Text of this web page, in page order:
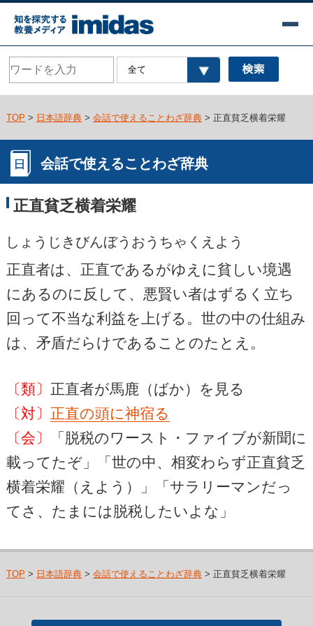
TOP > 日本語辞典> 会話で使えることわざ辞典> 正直貧乏横着栄耀
会話で使えることわざ辞典
正直貧乏横着栄耀
しょうじきびんぼうおうちゃくえよう
正直者は、正直であるがゆえに貧しい境遇
にあるのに反して、悪賢い者はずるく立ち
回って不当な利益を上げる。世の中の仕組み
は、矛盾だらけであることのたとえ。
〔類〕 正直者が馬鹿（ばか）を見る
〔対〕 正直の頭に神宿る
〔会〕
「脱税のワースト・ファイブが新聞に
載ってたぞ」「世の中、相変わらず正直貧乏
横着栄耀（えよう）」「サラリーマンだっ
てさ、たまには脱税したいよな」
TOP > 日本語辞典> 会話で使えることわざ辞典> 正直貧乏横着栄耀